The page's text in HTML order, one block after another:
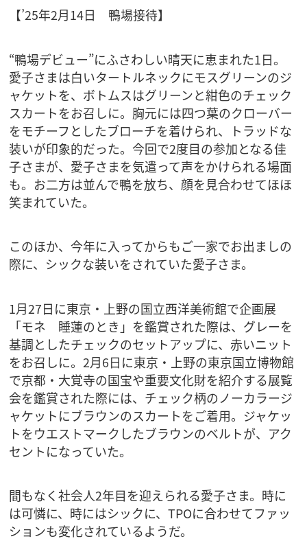
【’25年2月14日 鴨場接待】
“鴨場デビュー”にふさわしい晴天に恵まれた1日。
愛子さまは白いタートルネックにモスグリーンのジ
ャケットを、ボトムスはグリーンと紺色のチェック
スカートをお召しに。胸元には四つ葉のクローバー
をモチーフとしたブローチを着けられ、トラッドな
装いが印象的だった。今回で2度目の参加となる佳
子さまが、愛子さまを気遣って声をかけられる場面
も。お二方は並んで鴨を放ち、顔を見合わせてほほ
笑まれていた。
このほか、今年に入ってからもご一家でお出ましの
際に、シックな装いをされていた愛子さま。
1月27日に東京・上野の国立西洋美術館で企画展
「モネ 睡蓮のとき」を鑑賞された際は、グレーを
基調としたチェックのセットアップに、赤いニット
をお召しに。2月6日に東京・上野の東京国立博物館
で京都・大覚寺の国宝や重要文化財を紹介する展覧
会を鑑賞された際には、チェック柄のノーカラージ
ャケットにブラウンのスカートをご着用。ジャケッ
トをウエストマークしたブラウンのベルトが、アク
セントになっていた。
間もなく社会人2年目を迎えられる愛子さま。時に
は可憐に、時にはシックに、TPOに合わせてファッ
ションも変化されているようだ。